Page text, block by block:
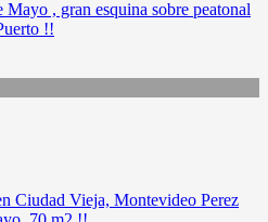
Mayo , gran esquina sobre peatonal
!!